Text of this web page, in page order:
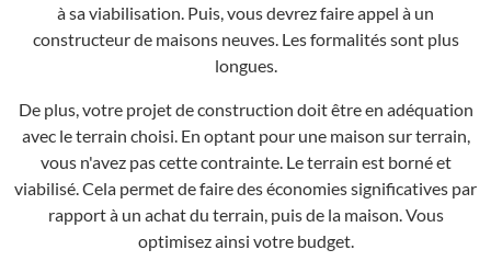
à sa viabilisation. Puis, vous devrez faire appel à un
constructeur de maisons neuves. Les formalités sont plus
longues.
De plus, votre projet de construction doit être en adéquation
avec le terrain choisi. En optant pour une maison sur terrain,
vous n'avez pas cette contrainte. Le terrain est borné et
viabilisé. Cela permet de faire des économies significatives par
rapport à un achat du terrain, puis de la maison. Vous
optimisez ainsi votre budget.